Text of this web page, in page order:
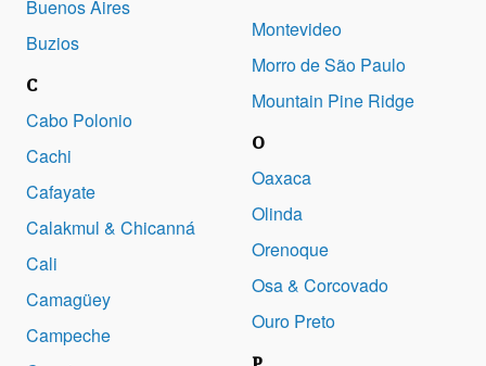
Buenos Aires
Buzios
C
Cabo Polonio
Cachi
Cafayate
Calakmul & Chicanná
Cali
Camagüey
Campeche
Montevideo
Morro de São Paulo
Mountain Pine Ridge
O
Oaxaca
Olinda
Orenoque
Osa & Corcovado
Ouro Preto